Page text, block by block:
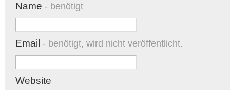
Name - benötigt
Email - benötigt, wird nicht veröffentlicht.
Website